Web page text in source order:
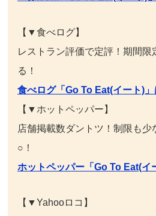
【▼食べログ】
レストラン評価で定評！期間限
る！
食べログ「Go To Eat(イート)」
【▼ホットペッパー】
店舗掲載数ダントツ！制限も少
○！
ホットペッパー「Go To Eat(イ
【▼Yahooロコ】